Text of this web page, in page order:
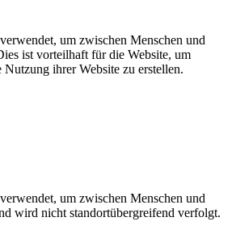
um zwischen Menschen und
ist vorteilhaft für die Website, um
ihrer Website zu erstellen.
um zwischen Menschen und
wird nicht standortübergreifend verfolgt.